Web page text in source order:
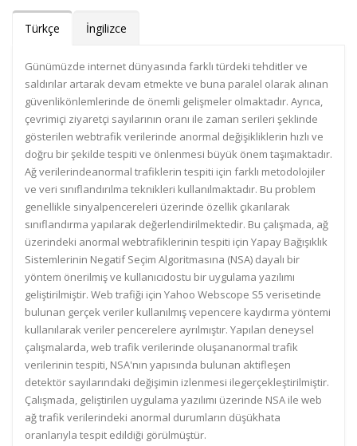
Türkçe İngilizce
Günümüzde internet dünyasında farklı türdeki tehditler ve
saldırılar artarak devam etmekte ve buna paralel olarak alınan
güvenlikönlemlerinde de önemli gelişmeler olmaktadır. Ayrıca,
çevrimiçi ziyaretçi sayılarının oranı ile zaman serileri şeklinde
gösterilen webtrafik verilerinde anormal değişikliklerin hızlı ve
doğru bir şekilde tespiti ve önlenmesi büyük önem taşımaktadır.
Ağ verilerindeanormal trafiklerin tespiti için farklı metodolojiler
ve veri sınıflandırılma teknikleri kullanılmaktadır. Bu problem
genellikle sinyalpencereleri üzerinde özellik çıkarılarak
sınıflandırma yapılarak değerlendirilmektedir. Bu çalışmada, ağ
üzerindeki anormal webtrafiklerinin tespiti için Yapay Bağışıklık
Sistemlerinin Negatif Seçim Algoritmasına (NSA) dayalı bir
yöntem önerilmiş ve kullanıcıdostu bir uygulama yazılımı
geliştirilmiştir. Web trafiği için Yahoo Webscope S5 verisetinde
bulunan gerçek veriler kullanılmış vepencere kaydırma yöntemi
kullanılarak veriler pencerelere ayrılmıştır. Yapılan deneysel
çalışmalarda, web trafik verilerinde oluşananormal trafik
verilerinin tespiti, NSA'nın yapısında bulunan aktifleşen
detektör sayılarındaki değişimin izlenmesi ilegerçekleştirilmiştir.
Çalışmada, geliştirilen uygulama yazılımı üzerinde NSA ile web
ağ trafik verilerindeki anormal durumların düşükhata
oranlarıyla tespit edildiği görülmüştür.